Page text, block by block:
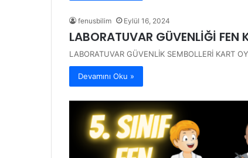
fenusbilim Eylül 16, 2024
LABORATUVAR GÜVENLİĞİ FEN
LABORATUVAR GÜVENLİK SEMBOLLERİ KART
Devamını Oku »